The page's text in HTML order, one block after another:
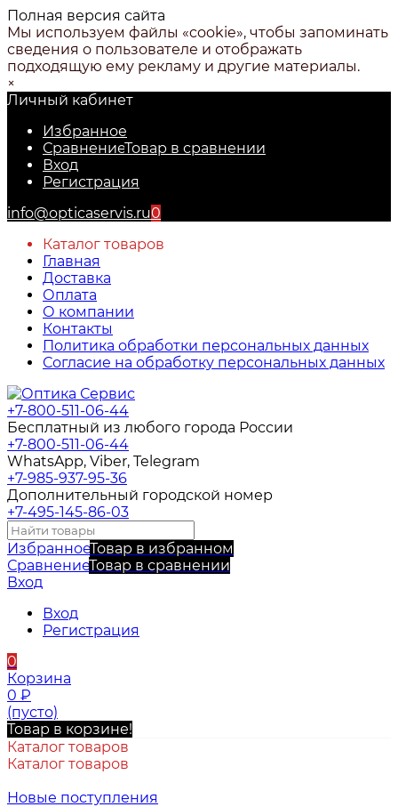
Полная версия сайта
Мы используем файлы «cookie», чтобы запоминать
сведения о пользователе и отображать
подходящую ему рекламу и другие материалы.
×
Личный кабинет
Избранное
СравнениеТовар в сравнении
Вход
Регистрация
info@opticaservis.ru0
Каталог товаров
Главная
Доставка
Оплата
О компании
Контакты
Политика обработки персональных данных
Согласие на обработку персональных данных
+7-800-511-06-44
Бесплатный из любого города России
+7-800-511-06-44
WhatsApp, Viber, Telegram
+7-985-937-95-36
Дополнительный городской номер
+7-495-145-86-03
ИзбранноеТовар в избранном
СравнениеТовар в сравнении
Вход
Вход
Регистрация
0
Корзина
0 ₽
(пусто)
Товар в корзине!
Каталог товаров
Каталог товаров
Новые поступления